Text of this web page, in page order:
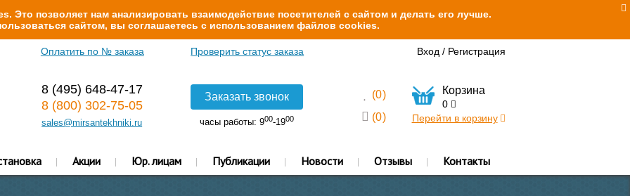
Это позволяет нам анализировать взаимодействие посетителей с сайтом и делать его лучше.
сайтом, вы соглашаетесь с использованием файлов cookies.
Оплатить по № заказа Проверить статус заказа Вход / Регистрация
8 (495) 648-47-17
8 (800) 302-75-05
sales@mirsantekhniki.ru
Заказать звонок
часы работы: 900-1900
(0)
(0)
Корзина
0
Перейти в корзину
Акции Юр. лицам Публикации Новости Отзывы Контакты